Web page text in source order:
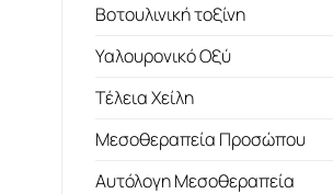
Βοτουλινική τοξίνη
Υαλουρονικό Οξύ
Τέλεια Χείλη
Μεσοθεραπεία Προσώπου
Αυτόλογη Μεσοθεραπεία